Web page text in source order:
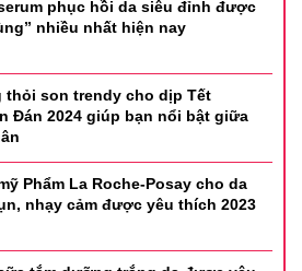
phục hồi da siêu đỉnh được
nhiều nhất hiện nay
thỏi son trendy cho dịp Tết
Đán 2024 giúp bạn nổi bật giữa
Phẩm La Roche-Posay cho da
nhạy cảm được yêu thích 2023